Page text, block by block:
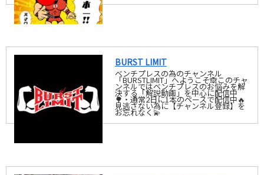
BURST LIMIT
ベンチプレスの為のチャンネル
「BURSTLIMIT」へようこそ🙈このチャ
ンネルではベンチプレスのお悩みを解
決する「解説動画」を中心に配信中
🌳・通常2日に1本のペースで配信中🔥
見逃さない為に【チャンネル登録】を
お忘れなく💫